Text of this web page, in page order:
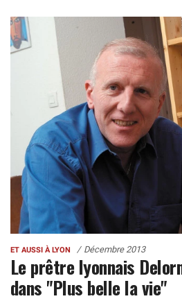
ET AUSSI À LYON Décembre 2013
Le prêtre lyonnais
dans "Plus belle la vie"